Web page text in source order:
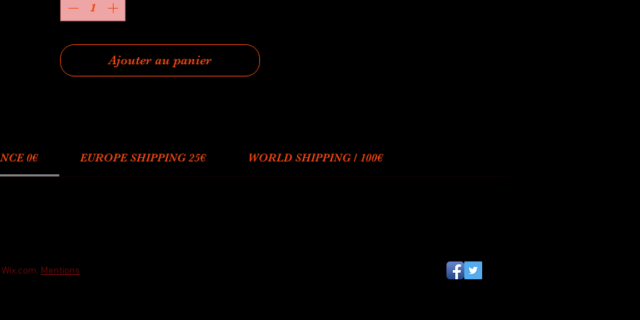
Ajouter au panier
0€ EUROPE SHIPPING 25€ WORLD SHIPPING / 100€
Mentions